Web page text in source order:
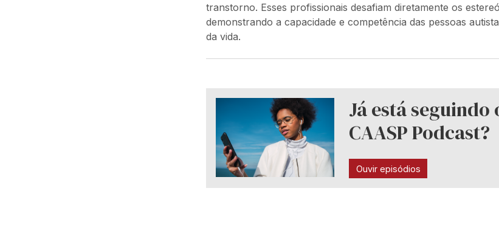
transtorno. Esses profissionais desafiam diretamente os
demonstrando a capacidade e competência das pessoas
da vida.
Já está seguindo
CAASP Podcast?
Ouvir episódios